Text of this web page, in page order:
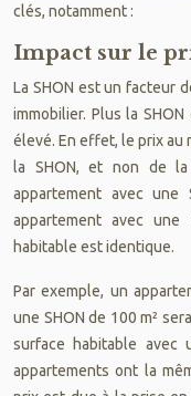
clés, notamment :
Impact sur le
La SHON est un facteur
immobilier. Plus la
élevé. En effet, le prix au
la SHON, et non de la
appartement avec une
appartement avec
habitable est identique.
Par exemple, un
une SHON de 100 m²
surface habitable avec
appartements ont la